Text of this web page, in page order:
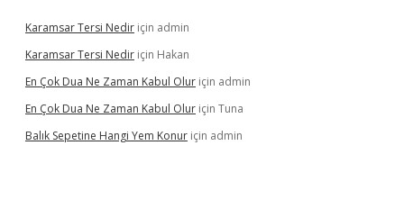
Karamsar Tersi Nedir için admin
Karamsar Tersi Nedir için Hakan
En Çok Dua Ne Zaman Kabul Olur için admin
En Çok Dua Ne Zaman Kabul Olur için Tuna
Balık Sepetine Hangi Yem Konur için admin